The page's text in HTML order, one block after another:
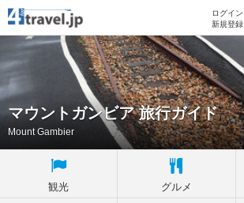
ログイン
新規登録
マウントガンビア 旅行ガイド
Mount Gambier
観光 グルメ